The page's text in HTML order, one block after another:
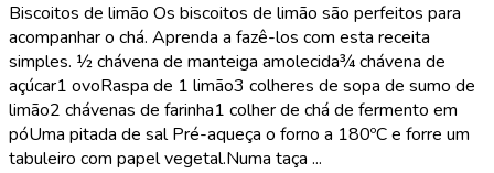
Biscoitos de limão Os biscoitos de limão são perfeitos para
acompanhar o chá. Aprenda a fazê-los com esta receita
simples. ½ chávena de manteiga amolecida¾ chávena de
açúcar1 ovoRaspa de 1 limão3 colheres de sopa de sumo de
limão2 chávenas de farinha1 colher de chá de fermento em
póUma pitada de sal Pré-aqueça o forno a 180ºC e forre um
tabuleiro com papel vegetal.Numa taça ...